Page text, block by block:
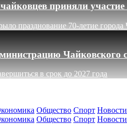
приняли
празднование 70-летие города
Чайковского
в срок до 2027 года
Общество Спорт
Общество Спорт